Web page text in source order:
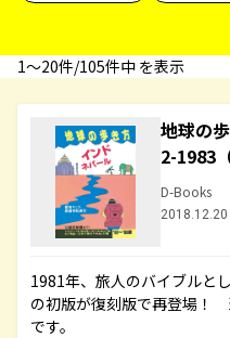
1〜20件/105件中 を表示
地球の
2-1983
D-Books
2018.12.20
1981年、旅人のバイブルと
の初版が復刻版で再登場！
です。